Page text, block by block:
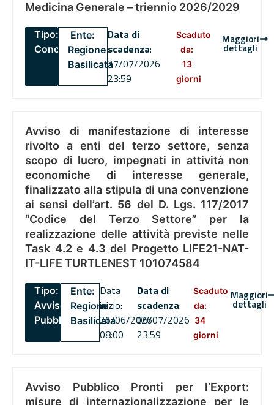
Medicina Generale – triennio 2026/2029
Tipo:
Concorsi
Ente:
Regione
Basilicata
Data di
scadenza:
27/07/2026
23:59
Scaduto
da:
13
giorni
Maggiori
dettagli
Avviso di manifestazione di interesse
rivolto a enti del terzo settore, senza
scopo di lucro, impegnati in attività non
economiche di interesse generale,
finalizzato alla stipula di una convenzione
ai sensi dell’art. 56 del D. Lgs. 117/2017
“Codice del Terzo Settore” per la
realizzazione delle attività previste nelle
Task 4.2 e 4.3 del Progetto LIFE21-NAT-
IT-LIFE TURTLENEST 101074584
Tipo:
Avviso
Pubblico
Ente:
Regione
Basilicata
Data
inizio:
26/06/2026
08:00
Data di
scadenza:
06/07/2026
23:59
Scaduto
da:
34
giorni
Maggiori
dettagli
Avviso Pubblico Pronti per l’Export:
misure di internazionalizzazione per le